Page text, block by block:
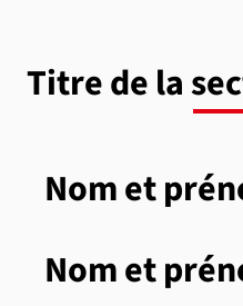
Titre de la
Nom et
Nom et